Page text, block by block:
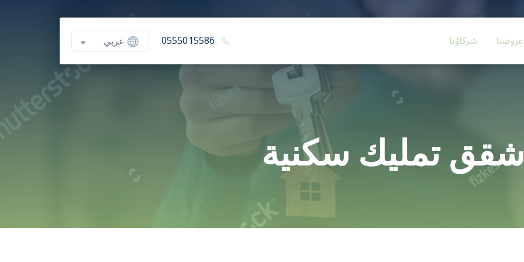
عروضنا شركاؤنا 0555015586 عربي
شقق تمليك سكنية